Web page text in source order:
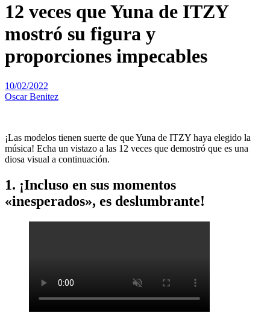
12 veces que Yuna de ITZY
mostró su figura y
proporciones impecables
10/02/2022
Oscar Benitez
¡Las modelos tienen suerte de que Yuna de ITZY haya elegido la
música! Echa un vistazo a las 12 veces que demostró que es una
diosa visual a continuación.
1. ¡Incluso en sus momentos
«inesperados», es deslumbrante!